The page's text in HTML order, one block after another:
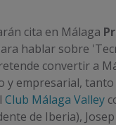
cita en Málaga
hablar sobre
convertir a
y empresarial, tanto
Club Málaga Valley
de Iberia),